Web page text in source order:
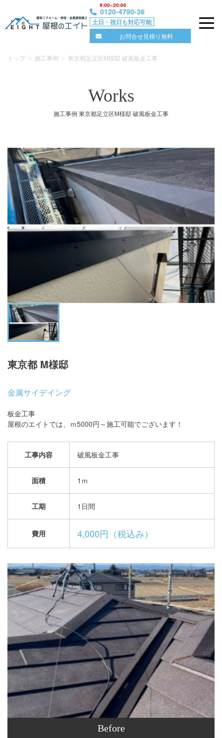
屋根のエイト｜ 東京・埼玉の屋根修理の専門店
9:00~20:00
0120-4790-36
土日・祝日も対応可能
お問合せ見積り無料
トップ 施工事例 東京都足立区M様邸 破風板金工事
Works
施工事例 東京都足立区M様邸 破風板金工事
東京都 M様邸
金属サイデイング
板金工事
屋根のエイトでは、ｍ5000円～施工可能でございます！
工事内容 破風板金工事
面積 1ｍ
工期 1日間
費用 4,000円（税込み）
Before